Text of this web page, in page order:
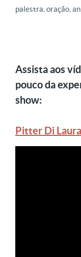
palestra, oração,
Assista aos
pouco da
show:
Pitter Di Laura